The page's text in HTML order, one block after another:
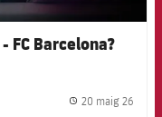
FC Barcelona?
20 maig 26